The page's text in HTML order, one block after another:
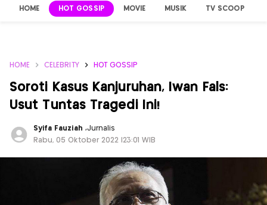
HOME HOT GOSSIP MOVIE MUSIK TV SCOOP
HOME CELEBRITY HOT GOSSIP
Soroti Kasus Kanjuruhan, Iwan Fals:
Usut Tuntas Tragedi Ini!
Syifa Fauziah ,Jurnalis
Rabu, 05 Oktober 2022 |23:01 WIB